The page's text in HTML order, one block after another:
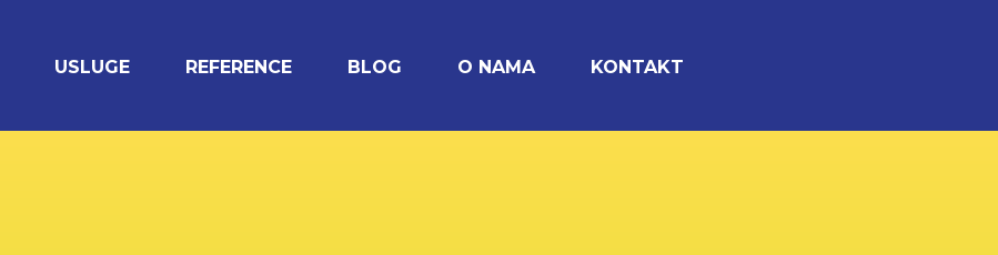
USLUGE REFERENCE BLOG O NAMA KONTAKT